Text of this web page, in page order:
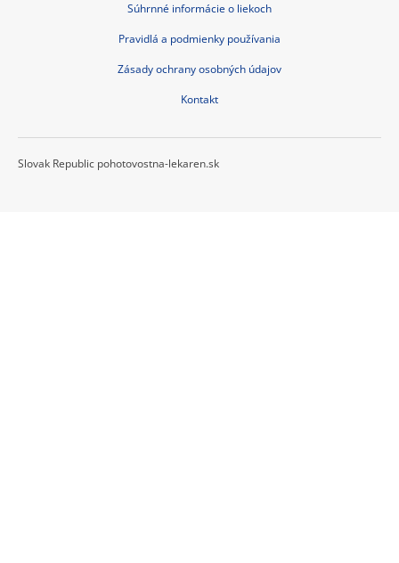
Súhrnné informácie o liekoch
Pravidlá a podmienky používania
Zásady ochrany osobných údajov
Kontakt
Slovak Republic pohotovostna-lekaren.sk